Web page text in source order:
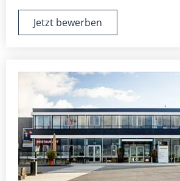
Jetzt bewerben